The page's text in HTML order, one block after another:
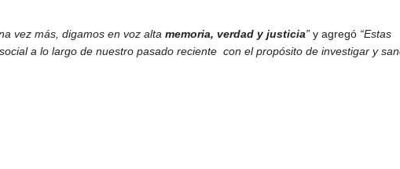
vez más, digamos en voz alta memoria, verdad y justicia” y agregó “Estas
a lo largo de nuestro pasado reciente con el propósito de investigar y